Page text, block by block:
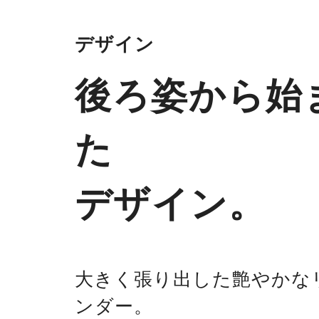
デザイン
後ろ姿から始
た
デザイン。
大きく張り出した艶やかな
ンダー。